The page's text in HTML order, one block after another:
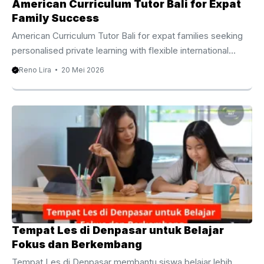
American Curriculum Tutor Bali for Expat
Family Success
American Curriculum Tutor Bali for expat families seeking
personalised private learning with flexible international
academic support. American Curriculum Tutor Bali for
Bali for a better lifestyle, global exposure, and flexible
education opportunities. However, maintaining academic
consistency often becomes a major concern, especially
for children following the American education system.
Because of this, parents increasingly search for reliable
American Curriculum Tutor Bali services that understand
international academic standards while supporting
personalised learning. Students ...
Reno Lira 20 Mei 2026
Tempat Les di Denpasar untuk Belajar
Fokus dan Berkembang